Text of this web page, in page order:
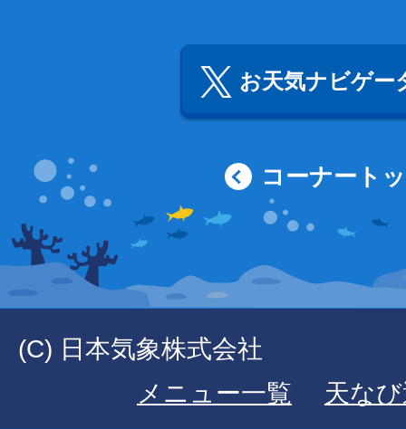
お天気ナビゲー
コーナート
(C) 日本気象株式会社
メニュー一覧
天な